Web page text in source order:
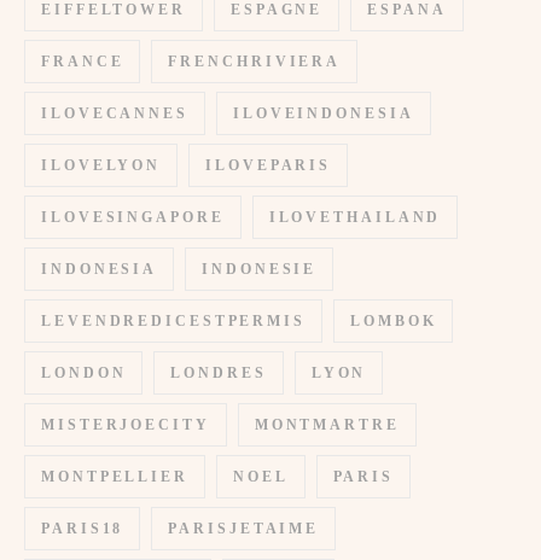
EIFFELTOWER ESPAGNE ESPANA
FRANCE FRENCHRIVIERA
ILOVECANNES ILOVEINDONESIA
ILOVELYON ILOVEPARIS
ILOVESINGAPORE ILOVETHAILAND
INDONESIA INDONESIE
LEVENDREDICESTPERMIS LOMBOK
LONDON LONDRES LYON
MISTERJOECITY MONTMARTRE
MONTPELLIER NOEL PARIS
PARIS18 PARISJETAIME